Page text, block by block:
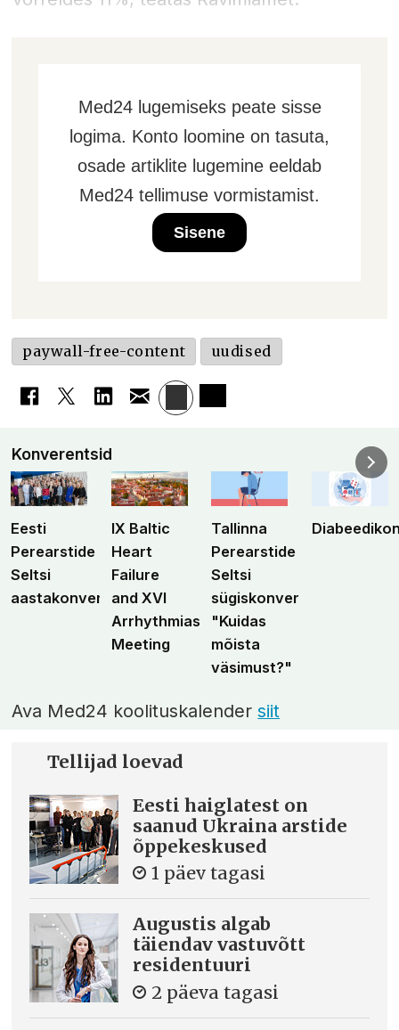
Med24 lugemiseks peate sisse
logima. Konto loomine on tasuta,
osade artiklite lugemine eeldab
Med24 tellimuse vormistamist.
Sisene
paywall-free-content uudised
Konverentsid
Eesti
Perearstide
Seltsi
aastakonverents
IX Baltic
Heart
Failure
and XVI
Arrhythmias
Meeting
Tallinna
Perearstide
Seltsi
sügiskonverents
"Kuidas
mõista
väsimust?"
Ava Med24 koolituskalendersiit
Tellijad loevad
Eesti haiglatest on
saanud Ukraina arstide
õppekeskused
1 päev tagasi
Augustis algab
täiendav vastuvõtt
residentuuri
2 päeva tagasi